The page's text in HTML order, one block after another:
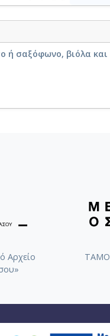
ή σαξόφωνο, βιόλα
Αρχείο
ΤΑΜΟ